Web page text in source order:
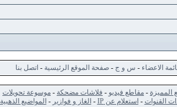
الاعضاء - س و ج -صفحة الموقع الرئيسية - اتصل بنا
المميزة - مقاطع فيديو - فلاشات مضحكة - موسوعة تحويلات
القنوات - استعلام عن IP - الغاز و فوازير - المواضيع الذهبية